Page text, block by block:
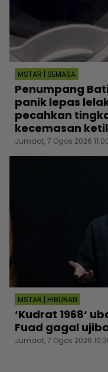
MSTAR | SEMASA
Penumpang
panik lepas
pecahkan
kecemasan
Jumaat, 7 Ogos 2026
MSTAR | HIBURAN
‘Kudrat 1968‘
Fuad gagal
Jumaat, 7 Ogos 2026